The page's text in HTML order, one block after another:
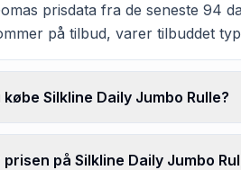
prisdata fra de seneste 94
på tilbud, varer tilbuddet
Silkline Daily Jumbo Rulle?
på Silkline Daily Jumbo